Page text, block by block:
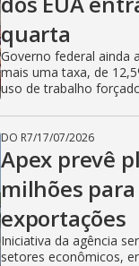
quarta
Governo federal ainda
mais uma taxa, de
uso de trabalho
DO R7/17/07/2026
Apex prevê
milhões
exportações
Iniciativa da agência
setores econômicos,